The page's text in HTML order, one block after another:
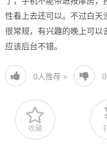
性看上去还可以。不过白天
很常规，有兴趣的晚上可以
应该后台不错。
0人推荐 > 0
收藏